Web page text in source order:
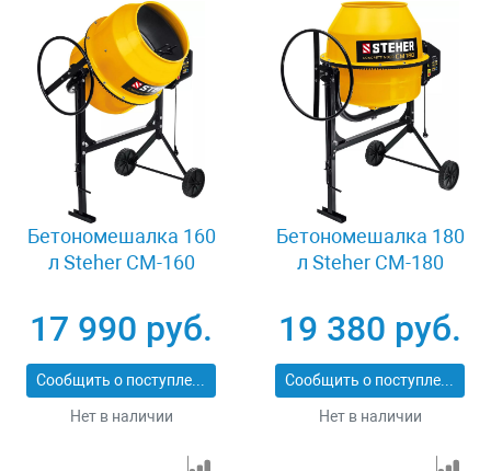
Бетономешалка 160
л Steher CM-160
17 990 руб.
Сообщить о поступлении
Нет в наличии
Бетономешалка 180
л Steher CM-180
19 380 руб.
Сообщить о поступлении
Нет в наличии